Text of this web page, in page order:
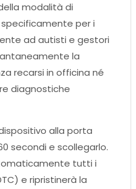
modalità di
per i
ad autisti e gestori
la
recarsi in officina né
diagnostiche
alla porta
secondi e scollegarlo.
tutti i
e ripristinerà la